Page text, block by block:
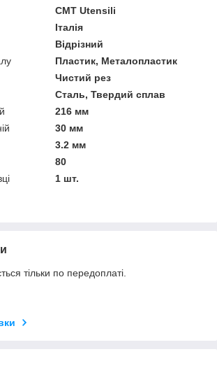
CMT Utensili
Італія
Відрізний
Пластик, Металопластик
Чистий рез
Сталь, Твердий сплав
216 мм
30 мм
3.2 мм
80
1 шт.
тільки по передоплаті.